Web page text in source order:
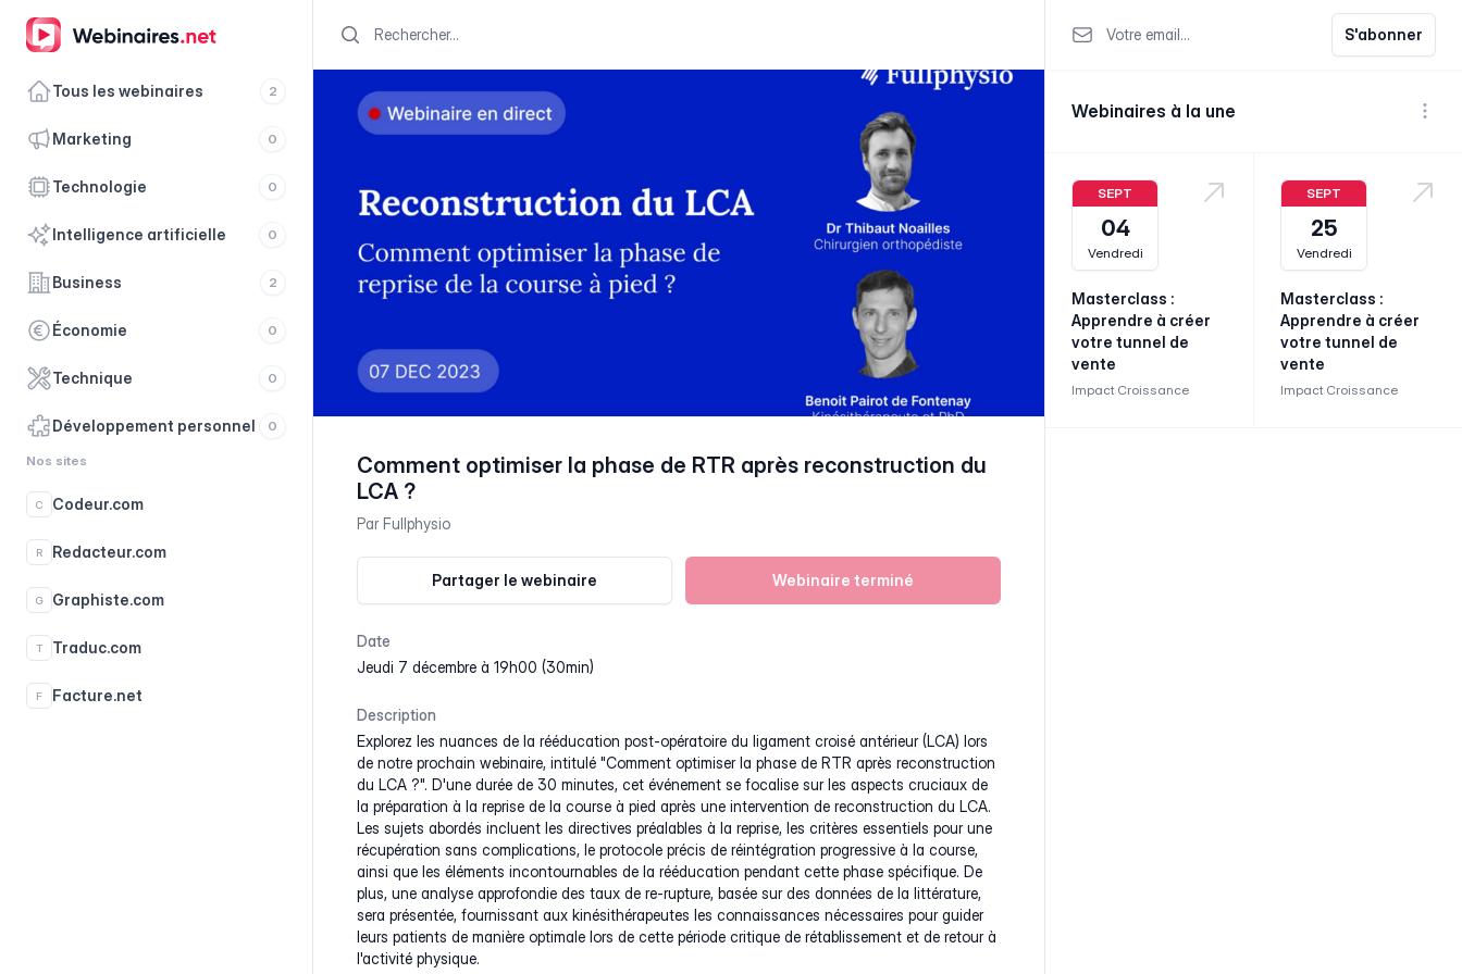
Tous les webinaires 2
marketing 0
technologie 0
intelligence artificielle 0
business 2
économie 0
technique 0
développement personnel 0
Nos sites
C Codeur.com
R Redacteur.com
G Graphiste.com
T Traduc.com
F Facture.net
Search
Comment optimiser la phase de RTR après reconstruction du
LCA ?
ParFullphysio
Partager le webinaire Webinaire terminé
Date
jeudi 7 décembre à 19h00 (30min)
Description
Explorez les nuances de la rééducation post-opératoire du ligament croisé antérieur (LCA) lors
de notre prochain webinaire, intitulé "Comment optimiser la phase de RTR après reconstruction
du LCA ?". D'une durée de 30 minutes, cet événement se focalise sur les aspects cruciaux de
la préparation à la reprise de la course à pied après une intervention de reconstruction du LCA.
Les sujets abordés incluent les directives préalables à la reprise, les critères essentiels pour une
récupération sans complications, le protocole précis de réintégration progressive à la course,
ainsi que les éléments incontournables de la rééducation pendant cette phase spécifique. De
plus, une analyse approfondie des taux de re-rupture, basée sur des données de la littérature,
sera présentée, fournissant aux kinésithérapeutes les connaissances nécessaires pour guider
leurs patients de manière optimale lors de cette période critique de rétablissement et de retour à
l'activité physique.
Votre email S'abonner
Webinaires à la une
Voir
SEPT
04
Vendredi
Masterclass :
Apprendre à créer
votre tunnel de
vente
Impact Croissance
SEPT
25
Vendredi
Masterclass :
Apprendre à créer
votre tunnel de
vente
Impact Croissance